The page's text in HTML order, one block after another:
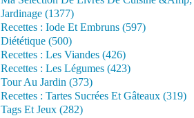
Jardinage (1377)
Recettes : Iode Et Embruns (597)
Diététique (500)
Recettes : Les Viandes (426)
Recettes : Les Légumes (423)
Tour Au Jardin (373)
Recettes : Tartes Sucrées Et Gâteaux (319)
Tags Et Jeux (282)